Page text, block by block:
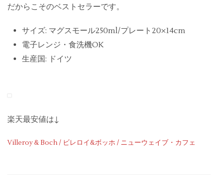
だからこそのベストセラーです。
サイズ: マグスモール250ml/プレート20×14cm
電子レンジ・食洗機OK
生産国: ドイツ
楽天最安値は↓
Villeroy & Boch / ビレロイ&ボッホ / ニューウェイブ・カフェ